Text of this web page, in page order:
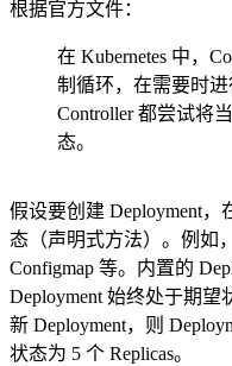
根据官方文件：
在 Kubernetes 中，
制循环，在需要时
Controller 都尝试将
态。
假设要创建 Deployment
态（声明式方法）。例如
Configmap 等。内置的
Deployment 始终处于期望
新 Deployment，则
状态为 5 个 Replicas。